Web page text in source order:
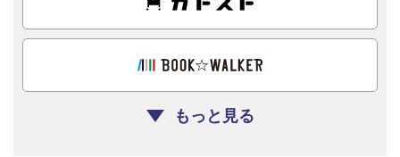
もっと見る